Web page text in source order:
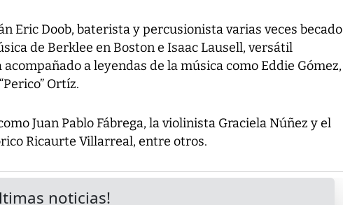
Eric Doob, baterista y percusionista varias veces becado
de Berklee en Boston e Isaac Lausell, versátil
a leyendas de la música como Eddie Gómez,
Ortíz.
Juan Pablo Fábrega, la violinista Graciela Núñez y el
Ricaurte Villarreal, entre otros.